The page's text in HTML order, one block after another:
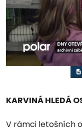
KARVINÁ HLEDÁ
V rámci letošních